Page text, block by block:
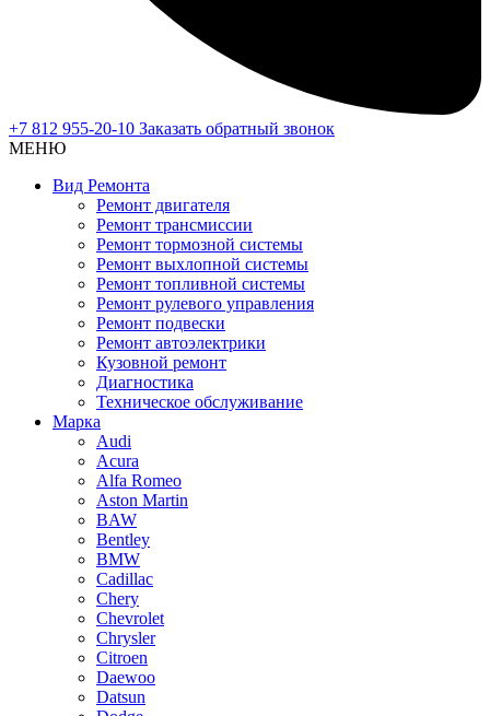
+7 812 955-20-10 Заказать обратный звонок
МЕНЮ
Вид Ремонта
Ремонт двигателя
Ремонт трансмиссии
Ремонт тормозной системы
Ремонт выхлопной системы
Ремонт топливной системы
Ремонт рулевого управления
Ремонт подвески
Ремонт автоэлектрики
Кузовной ремонт
Диагностика
Техническое обслуживание
Марка
Audi
Acura
Alfa Romeo
Aston Martin
BAW
Bentley
BMW
Cadillac
Chery
Chevrolet
Chrysler
Citroen
Daewoo
Datsun